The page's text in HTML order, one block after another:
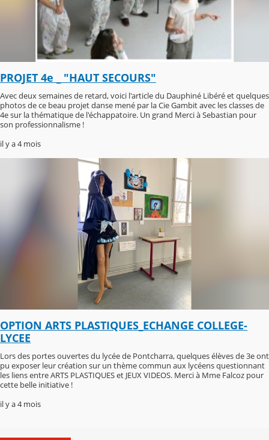
PROJET 4e _ "HAUT SECOURS"
Avec deux semaines de retard, voici l'article du Dauphiné Libéré et quelques
photos de ce beau projet danse mené par la Cie Gambit avec les classes de
4e sur la thématique de l'échappatoire. Un grand Merci à Sebastian pour
son professionnalisme !
il y a 4 mois
OPTION ARTS PLASTIQUES_ECHANGE COLLEGE-
LYCEE
Lors des portes ouvertes du lycée de Pontcharra, quelques élèves de 3e ont
pu exposer leur création sur un thème commun aux lycéens questionnant
les liens entre ARTS PLASTIQUES et JEUX VIDEOS. Merci à Mme Falcoz pour
cette belle initiative !
il y a 4 mois